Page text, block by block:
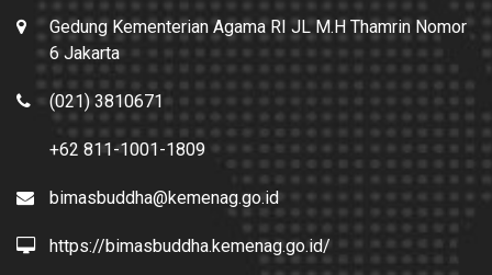
Gedung Kementerian Agama RI JL M.H Thamrin Nomor
6 Jakarta
(021) 3810671
+62 811-1001-1809
bimasbuddha@kemenag.go.id
https://bimasbuddha.kemenag.go.id/